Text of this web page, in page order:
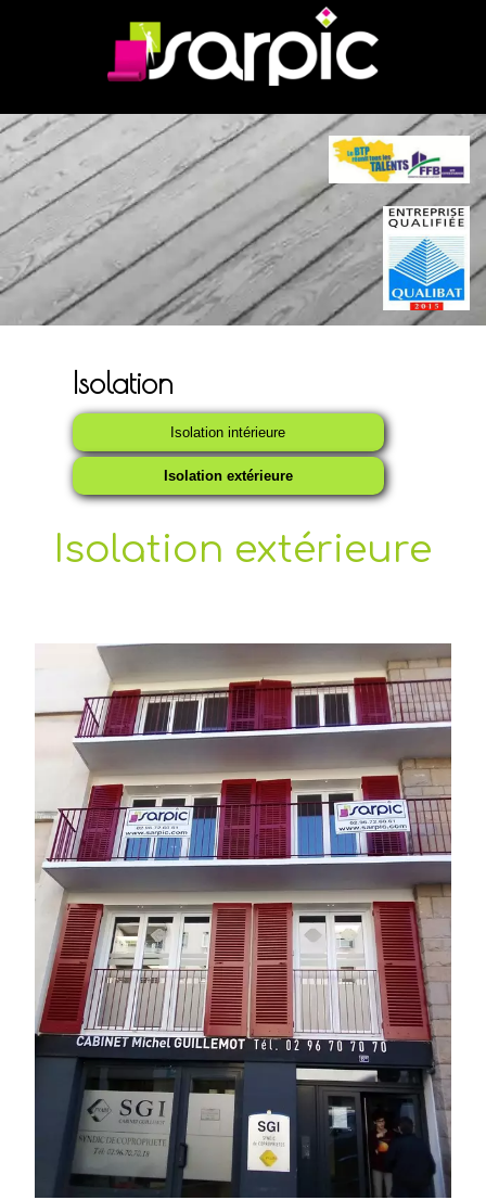
Isolation
Isolation intérieure
Isolation extérieure
Isolation extérieure